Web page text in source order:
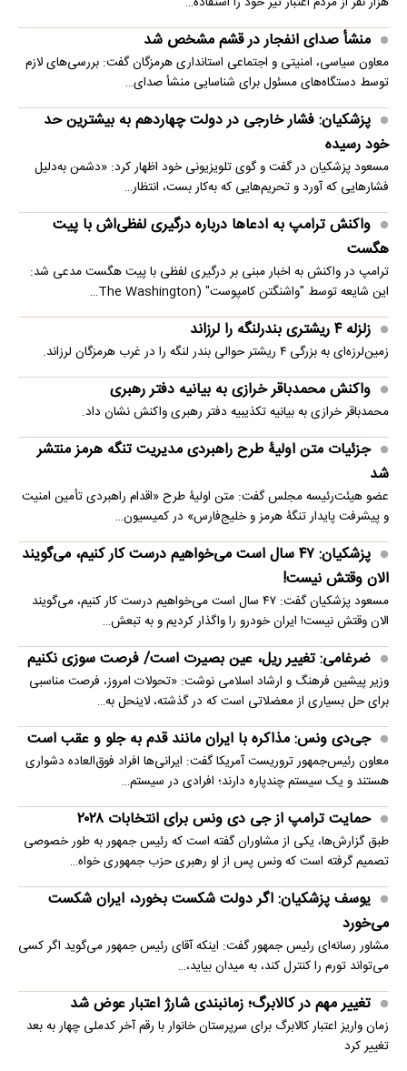
منشأ صدای انفجار در قشم مشخص شد
معاون سیاسی، امنیتی و اجتماعی استانداری هرمزگان گفت: بررسی‌های لازم
توسط دستگاه‌های مسئول برای شناسایی منشأ صدای…
پزشکیان: فشار خارجی در دولت چهاردهم به بیشترین حد
خود رسیده
مسعود پزشکیان در گفت و گوی تلویزیونی خود اظهار کرد: «دشمن به‌دلیل
فشارهایی که آورد و تحریم‌هایی که به‌کار بست، انتظار…
واکنش ترامپ به ادعاها درباره درگیری لفظی‌اش با پیت
هگست
ترامپ در واکنش به اخبار مبنی بر درگیری لفظی با پیت هگست مدعی شد:
این شایعه توسط "واشنگتن کامپوست" (The Washington…
زلزله ۴ ریشتری بندرلنگه را لرزاند
زمین‌لرزه‌ای به بزرگی ۴ ریشتر حوالی بندر لنگه را در غرب هرمزگان لرزاند.
واکنش محمدباقر خرازی به بیانیه دفتر رهبری
محمدباقر خرازی به بیانیه تکذیبیه دفتر رهبری واکنش نشان داد.
جزئیات متن اولیۀ طرح راهبردی مدیریت تنگه هرمز منتشر
شد
عضو هیئت‌رئیسه مجلس گفت: متن اولیۀ طرح «اقدام راهبردی تأمین امنیت
و پیشرفت پایدار تنگۀ هرمز و خلیج‌فارس» در کمیسیون…
پزشکیان: ۴۷ سال است می‌خواهیم درست کار کنیم، می‌گویند
الان وقتش نیست!
مسعود پزشکیان گفت: ۴۷ سال است می‌خواهیم درست کار کنیم، می‌گویند
الان وقتش نیست! ایران خودرو را واگذار کردیم و به تبعش…
ضرغامی: تغییر ریل، عین بصیرت است/ فرصت سوزی نکنیم
وزیر پیشین فرهنگ و ارشاد اسلامی نوشت: «تحولات امروز، فرصت مناسبی
برای حل بسیاری از معضلاتی‌ است که در گذشته، لاینحل به…
جی‌دی ونس: مذاکره با ایران مانند قدم به جلو و عقب است
معاون رئیس‌جمهور تروریست آمریکا گفت: ایرانی‌ها افراد فوق‌العاده دشواری
هستند و یک سیستم چندپاره دارند؛ افرادی در سیستم…
حمایت ترامپ از جی دی ونس برای انتخابات ۲۰۲۸
طبق گزارش‌ها، یکی از مشاوران گفته است که رئیس جمهور به طور خصوصی
تصمیم گرفته است که ونس پس از او رهبری حزب جمهوری خواه…
یوسف پزشکیان: اگر دولت شکست بخورد، ایران شکست
می‌خورد
مشاور رسانه‌ای رئیس جمهور گفت: اینکه آقای رئیس جمهور می‌گوید اگر کسی
می‌تواند تورم را کنترل کند، به میدان بیاید،…
تغییر مهم در کالابرگ؛ زمانبندی‌ شارژ اعتبار عوض شد
زمان واریز اعتبار کالابرگ برای سرپرستان خانوار با رقم آخر کدملی چهار به بعد
تغییر کرد